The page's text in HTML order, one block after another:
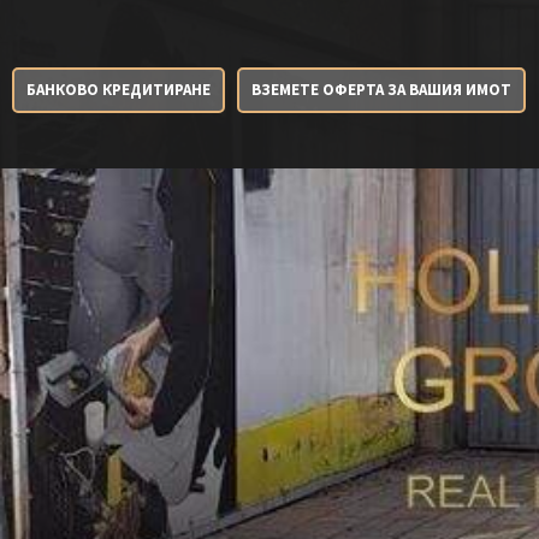
БАНКОВО КРЕДИТИРАНЕ ВЗЕМЕТЕ ОФЕРТА ЗА ВАШИЯ ИМОТ